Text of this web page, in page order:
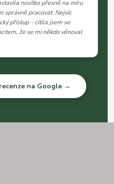
nosítko přesně na míru
správně pracovat. Nejvíc
přístup – cítila jsem se
že se mi někdo věnoval
na Google →